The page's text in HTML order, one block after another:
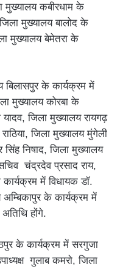
मुख्यालय कबीरधाम के
मुख्यालय बालोद के
मुख्यालय बेमेतरा के
बिलासपुर के कार्यक्रम में
मुख्यालय कोरबा के
जिला मुख्यालय रायगढ़
जिला मुख्यालय मुंगेली
निषाद, जिला मुख्यालय
चंद्रदेव प्रसाद राय,
कार्यक्रम में विधायक डॉ.
के कार्यक्रम में
होंगे.
के कार्यक्रम में सरगुजा
गुलाब कमरो, जिला